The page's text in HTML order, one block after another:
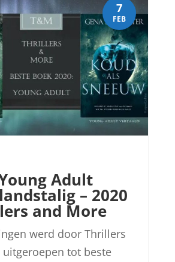
Adult
– 2020
and More
werd door Thrillers
uitgeroepen tot beste
7
FEB